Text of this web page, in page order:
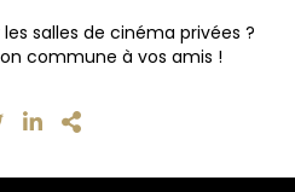
salles de cinéma privées ?
commune à vos amis !